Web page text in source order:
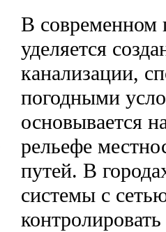
В современном
уделяется
канализации,
погодными
основывается
рельефе
путей. В
системы с